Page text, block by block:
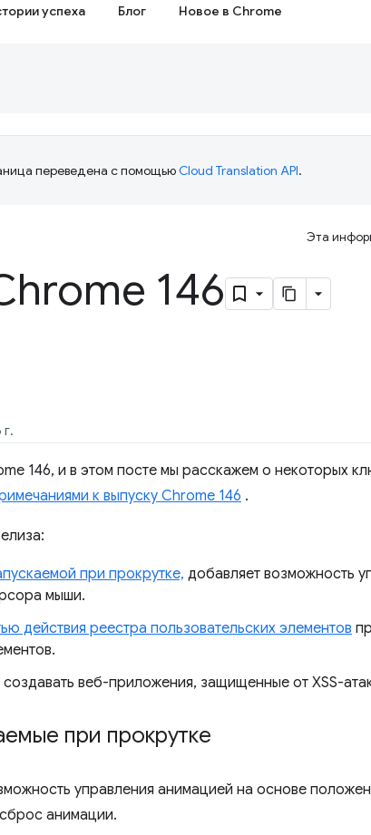
успеха Блог Новое в Chrome
переведена с помощьюCloud Translation API.
Эта
146
146, и в этом посте мы расскажем о некоторых
к выпуску Chrome 146 .
при прокрутке, добавляет возможность
мыши.
действия реестра пользовательских элементов
создавать веб-приложения, защищенные от XSS-
при прокрутке
управления анимацией на основе
анимации.